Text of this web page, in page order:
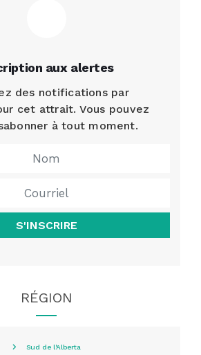
aux alertes
des notifications par
cet attrait. Vous pouvez
à tout moment.
S'INSCRIRE
RÉGION
Sud de l'Alberta